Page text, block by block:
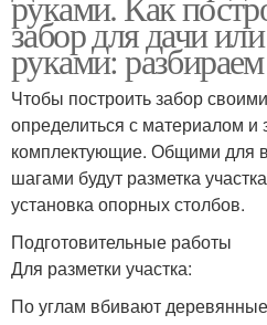
забор для дачи
руками:
Чтобы построить забор
определиться с материалом и
комплектующие. Общими для
шагами будут разметка
установка опорных столбов.
Подготовительные работы
Для разметки участка:
По углам вбивают